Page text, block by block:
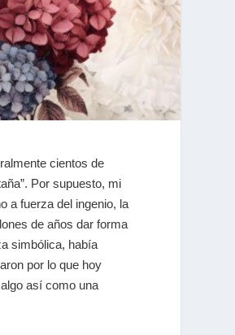
cientos de
Por supuesto, mi
a fuerza del ingenio, la
de años dar forma
simbólica, había
por lo que hoy
así como una